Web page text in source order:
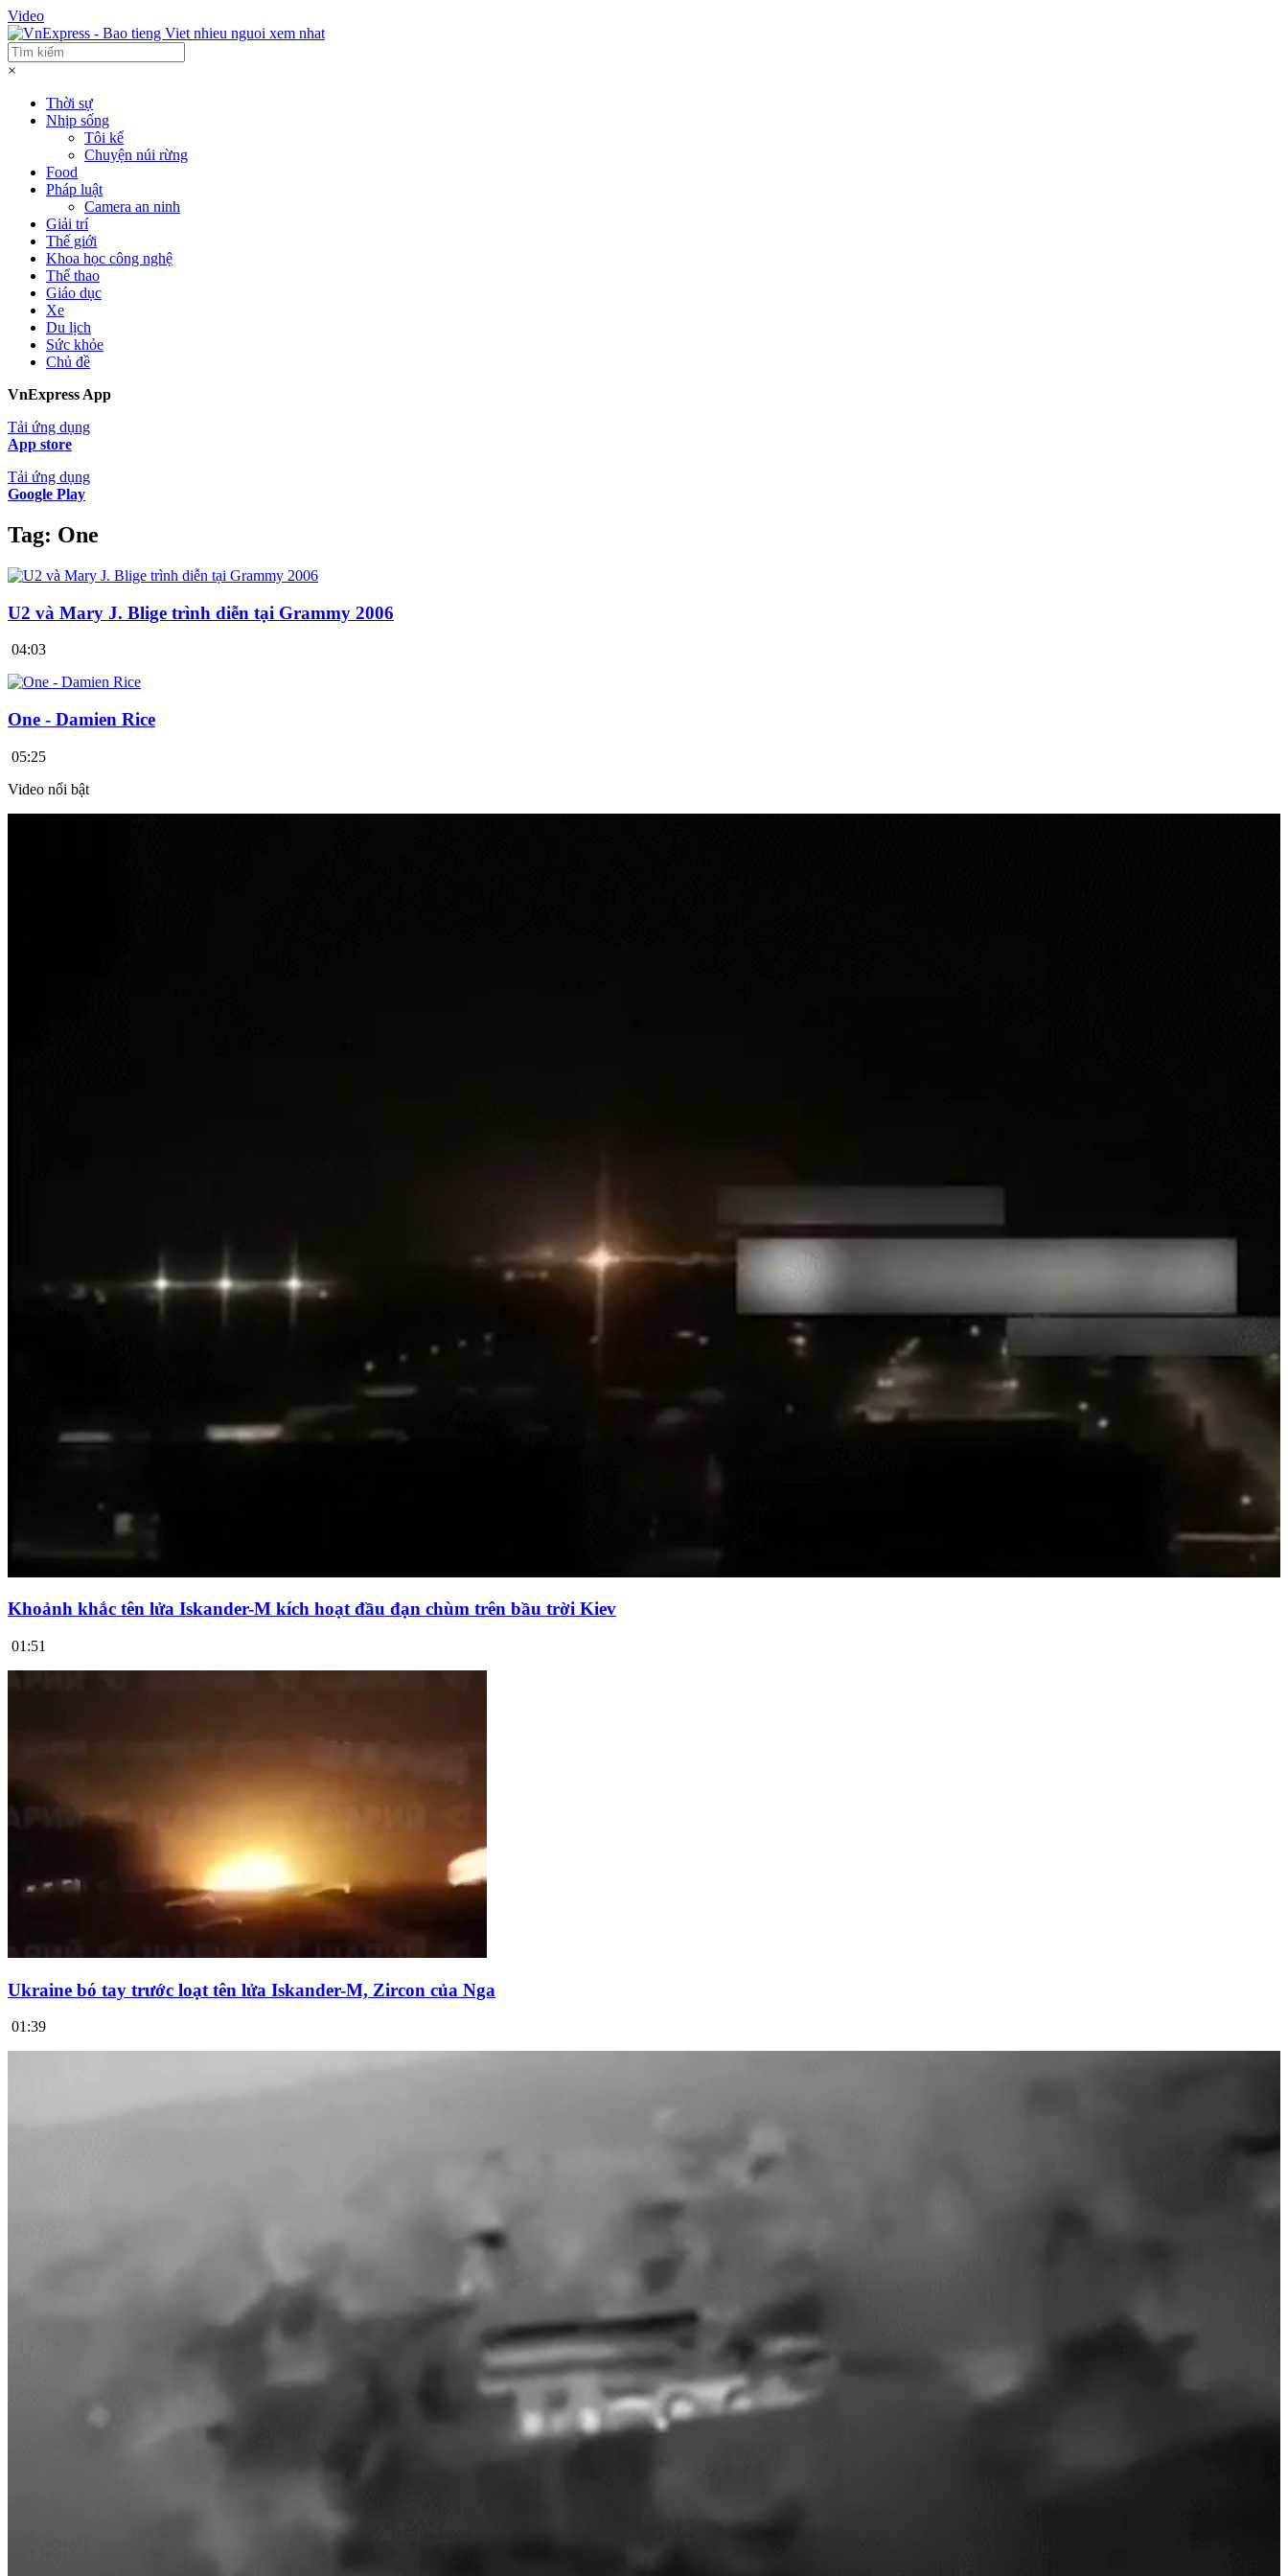
Video
×
Thời sự
Nhịp sống
Tôi kể
Chuyện núi rừng
Food
Pháp luật
Camera an ninh
Giải trí
Thế giới
Khoa học công nghệ
Thể thao
Giáo dục
Xe
Du lịch
Sức khỏe
Chủ đề
VnExpress App
Tải ứng dụng
App store
Tải ứng dụng
Google Play
Tag: One
U2 và Mary J. Blige trình diễn tại Grammy 2006
04:03
One - Damien Rice
05:25
Video nổi bật
Khoảnh khắc tên lửa Iskander-M kích hoạt đầu đạn chùm trên bầu trời Kiev
01:51
Ukraine bó tay trước loạt tên lửa Iskander-M, Zircon của Nga
01:39